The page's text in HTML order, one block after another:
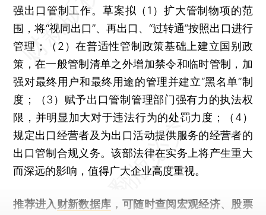
强出口管制工作。草案拟（1）扩大管制物项的范
围，将“视同出口”、再出口、“过转通”按照出口进行
管理；（2）在普适性管制政策基础上建立国别政
策，在一般管制清单之外增加禁令和临时管制，加
强对最终用户和最终用途的管理并建立“黑名单”制
度；（3）赋予出口管制管理部门强有力的执法权
限，并明显加大对于违法行为的处罚力度；（4）
规定出口经营者及为出口活动提供服务的经营者的
出口管制合规义务。该部法律在实务上将产生重大
而深远的影响，值得广大企业高度重视。
推荐进入 财新数据库 ，可随时查阅宏观经济、股票